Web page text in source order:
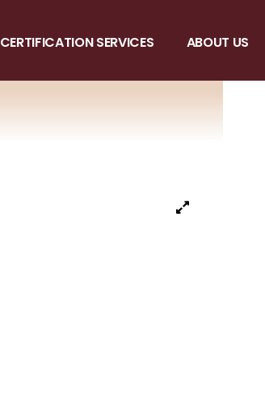
CERTIFICATION SERVICES ABOUT US